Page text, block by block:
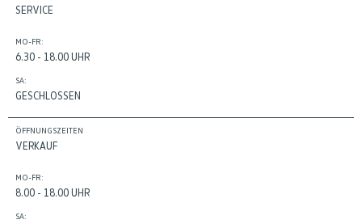
SERVICE
MO-FR:
6.30 - 18.00 UHR
SA:
GESCHLOSSEN
ÖFFNUNGSZEITEN
VERKAUF
MO-FR:
8.00 - 18.00 UHR
SA: